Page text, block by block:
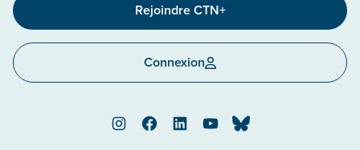
Rejoindre CTN+
Connexion
InstagramFacebookLinkedInYouTubeBluesky